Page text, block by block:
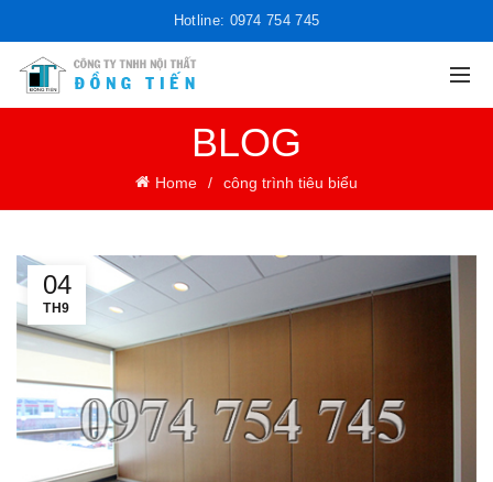
Hotline: 0974 754 745
BLOG
Home công trình tiêu biểu
04
TH9